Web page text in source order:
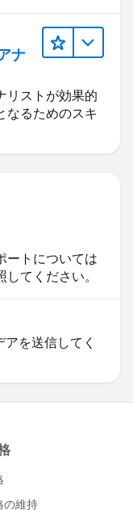
ナ
リストが効果的
なるためのスキ
ートについては
てください。
を送信してく